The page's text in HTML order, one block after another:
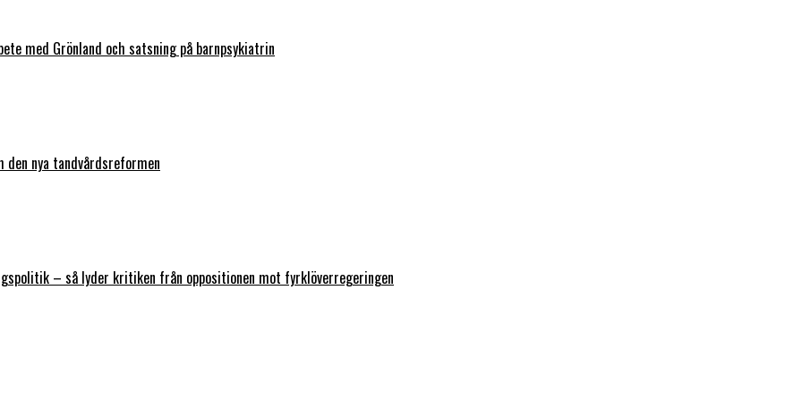
med Grönland och satsning på barnpsykiatrin
den nya tandvårdsreformen
– så lyder kritiken från oppositionen mot fyrklöverregeringen